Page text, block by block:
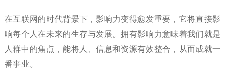
在互联网的时代背景下，影响力变得愈发重要，它将直接影
响每个人在未来的生存与发展。拥有影响力意味着我们就是
人群中的焦点，能将人、信息和资源有效整合，从而成就一
番事业。